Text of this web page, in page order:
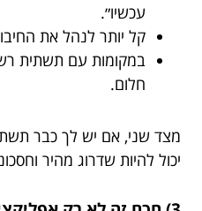
עכשיו״.
קל יותר לנהל את
במקומות עם תשתית
חלום.
מצד שני, אם יש לך כבר
יכול להיות שדרוג מהיר